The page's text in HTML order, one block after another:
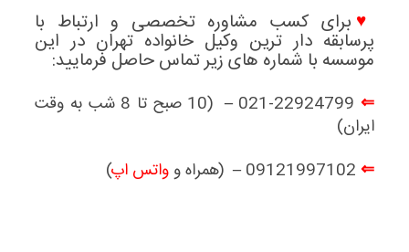
♥ برای کسب مشاوره تخصصی و ارتباط با
پرسابقه دار ترین وکیل خانواده تهران در این
موسسه با شماره های زیر تماس حاصل فرمایید:
⇐
021-22924799 – (10 صبح تا 8 شب به وقت
ایران)
⇐
واتس اپ)